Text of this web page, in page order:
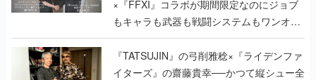
×『FFXI』コラボが期間限定なのにジョブ
もキャラも武器も戦闘システムもワンオフ
で作り込まれた理由を両ディレクターに聞
く
『TATSUJIN』の弓削雅稔×『ライデンファ
イターズ』の齋藤貴幸──かつて縦シュー全